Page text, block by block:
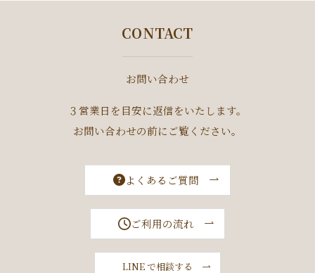
CONTACT
お問い合わせ
３営業日を目安に返信をいたします。
お問い合わせの前にご覧ください。
よくあるご質問
ご利用の流れ
LINE で相談する